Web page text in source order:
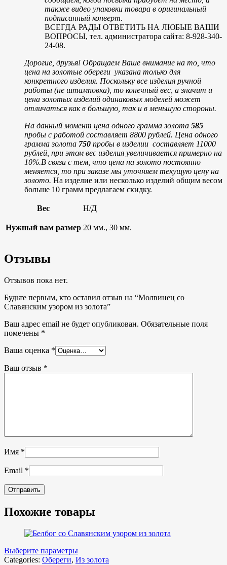
также видео упаковки товара в оригинальный
подписанный конверт.
ВСЕГДА РАДЫ ОТВЕТИТЬ НА ЛЮБЫЕ ВАШИ
ВОПРОСЫ, тел. администратора сайта: 8-928-340-
24-08.
Дорогие, друзья! Обращаем Ваше внимание на то, что
цена на золотые обереги указана только для
конкретного изделия. Поскольку все изделия ручной
работы (не штамповка), то конечный вес, а значит и
цена золотых изделий одинаковых моделей может
отличаться как в большую, так и в меньшую стороны.
На данный момент цена одного грамма золота 585
пробы с работой составляет 8800 рублей. Цена одного
грамма золота 750 пробы в изделии составляет 11000
рублей, при этом вес изделия увеличивается примерно на
10%.В связи с тем, что цена на золото постоянно
меняется, то при заказе мы уточняем текущую цену на
золото. На изделие или несколько изделий общим весом
больше 10 грамм предлагаем скидку.
Вес Н/Д
Нужный вам размер 20 мм., 30 мм.
Отзывы
Отзывов пока нет.
Будьте первым, кто оставил отзыв на “Молвинец со
Славянским узором из золота”
Ваш адрес email не будет опубликован. Обязательные поля
помечены *
Ваша оценка *
Ваш отзыв *
Имя *
Email *
Похожие товары
Выберите параметры
Categories: Обереги, Из золота